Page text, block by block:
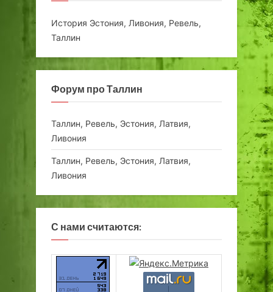
История Эстония, Ливония, Ревель,
Таллин
Форум про Таллин
Таллин, Ревель, Эстония, Латвия,
Ливония
Таллин, Ревель, Эстония, Латвия,
Ливония
С нами считаются: